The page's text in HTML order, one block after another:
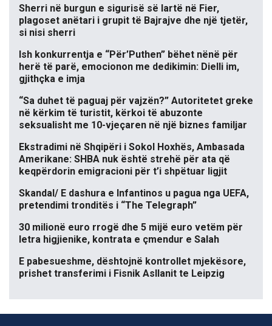
Sherri në burgun e sigurisë së lartë në Fier,
plagoset anëtari i grupit të Bajrajve dhe një tjetër,
si nisi sherri
Ish konkurrentja e “Për’Puthen” bëhet nënë për
herë të parë, emocionon me dedikimin: Dielli im,
gjithçka e imja
“Sa duhet të paguaj për vajzën?” Autoritetet greke
në kërkim të turistit, kërkoi të abuzonte
seksualisht me 10-vjeçaren në një biznes familjar
Ekstradimi në Shqipëri i Sokol Hoxhës, Ambasada
Amerikane: SHBA nuk është strehë për ata që
keqpërdorin emigracioni për t’i shpëtuar ligjit
Skandal/ E dashura e Infantinos u pagua nga UEFA,
pretendimi tronditës i “The Telegraph”
30 milionë euro rrogë dhe 5 mijë euro vetëm për
letra higjienike, kontrata e çmendur e Salah
E pabesueshme, dështojnë kontrollet mjekësore,
prishet transferimi i Fisnik Asllanit te Leipzig